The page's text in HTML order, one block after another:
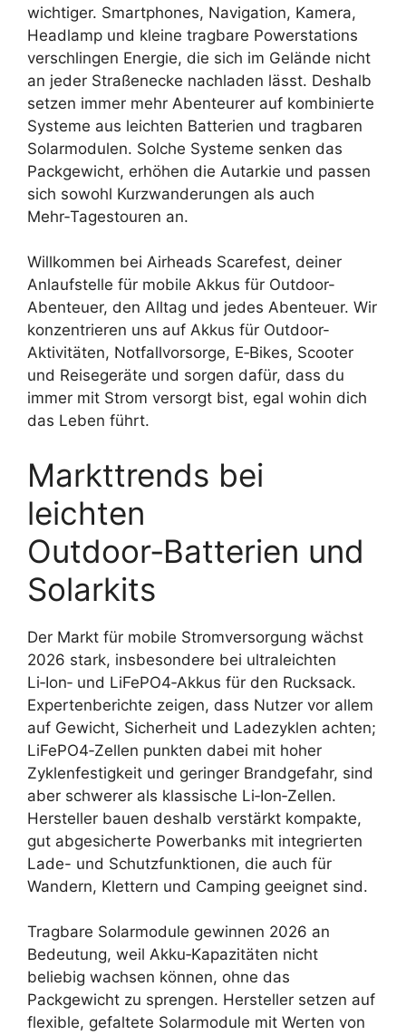
wichtiger. Smartphones, Navigation, Kamera,
Headlamp und kleine tragbare Powerstations
verschlingen Energie, die sich im Gelände nicht
an jeder Straßenecke nachladen lässt. Deshalb
setzen immer mehr Abenteurer auf kombinierte
Systeme aus leichten Batterien und tragbaren
Solarmodulen. Solche Systeme senken das
Packgewicht, erhöhen die Autarkie und passen
sich sowohl Kurzwanderungen als auch
Mehr‑Tagestouren an.
Willkommen bei Airheads Scarefest, deiner
Anlaufstelle für mobile Akkus für Outdoor-
Abenteuer, den Alltag und jedes Abenteuer. Wir
konzentrieren uns auf Akkus für Outdoor-
Aktivitäten, Notfallvorsorge, E‑Bikes, Scooter
und Reisegeräte und sorgen dafür, dass du
immer mit Strom versorgt bist, egal wohin dich
das Leben führt.
Markttrends bei
leichten
Outdoor‑Batterien und
Solarkits
Der Markt für mobile Stromversorgung wächst
2026 stark, insbesondere bei ultraleichten
Li‑Ion‑ und LiFePO4‑Akkus für den Rucksack.
Expertenberichte zeigen, dass Nutzer vor allem
auf Gewicht, Sicherheit und Ladezyklen achten;
LiFePO4‑Zellen punkten dabei mit hoher
Zyklenfestigkeit und geringer Brandgefahr, sind
aber schwerer als klassische Li‑Ion‑Zellen.
Hersteller bauen deshalb verstärkt kompakte,
gut abgesicherte Powerbanks mit integrierten
Lade- und Schutzfunktionen, die auch für
Wandern, Klettern und Camping geeignet sind.
Tragbare Solarmodule gewinnen 2026 an
Bedeutung, weil Akku‑Kapazitäten nicht
beliebig wachsen können, ohne das
Packgewicht zu sprengen. Hersteller setzen auf
flexible, gefaltete Solarmodule mit Werten von